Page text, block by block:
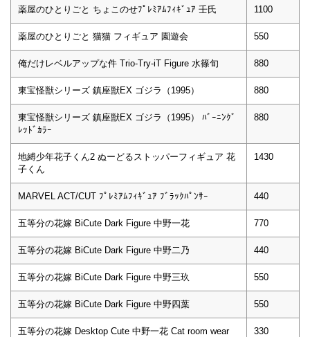
薬屋のひとりごと ちょこのせﾌﾟﾚﾐｱﾑﾌｨｷﾞｭｱ 壬氏 1100
薬屋のひとりごと 猫猫 フィギュア 園遊会 550
俺だけレベルアップな件 Trio-Try-iT Figure 水篠旬 880
東宝怪獣シリーズ 鎮座獣EX ゴジラ（1995） 880
東宝怪獣シリーズ 鎮座獣EX ゴジラ（1995） ﾊﾞｰﾆﾝｸﾞ
ﾚｯﾄﾞｶﾗｰ
880
地縛少年花子くん2 ぬーどるストッパーフィギュア 花
子くん
1430
MARVEL ACT/CUT ﾌﾟﾚﾐｱﾑﾌｨｷﾞｭｱ ﾌﾞﾗｯｸﾊﾟﾝｻｰ 440
五等分の花嫁 BiCute Dark Figure 中野一花 770
五等分の花嫁 BiCute Dark Figure 中野二乃 440
五等分の花嫁 BiCute Dark Figure 中野三玖 550
五等分の花嫁 BiCute Dark Figure 中野四葉 550
五等分の花嫁 Desktop Cute 中野一花 Cat room wear 330